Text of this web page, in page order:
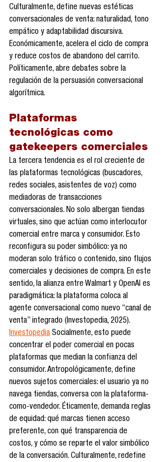
Culturalmente, define nuevas estéticas
conversacionales de venta: naturalidad, tono
empático y adaptabilidad discursiva.
Económicamente, acelera el ciclo de compra
y reduce costos de abandono del carrito.
Políticamente, abre debates sobre la
regulación de la persuasión conversacional
algorítmica.
Plataformas
tecnológicas como
gatekeepers comerciales
La tercera tendencia es el rol creciente de
las plataformas tecnológicas (buscadores,
redes sociales, asistentes de voz) como
mediadoras de transacciones
conversacionales. No solo albergan tiendas
virtuales, sino que actúan como interlocutor
comercial entre marca y consumidor. Esto
reconfigura su poder simbólico: ya no
moderan solo tráfico o contenido, sino flujos
comerciales y decisiones de compra. En este
sentido, la alianza entre Walmart y OpenAI es
paradigmática: la plataforma coloca al
agente conversacional como nuevo “canal de
venta” integrado (Investopedia, 2025).
Investopedia Socialmente, esto puede
concentrar el poder comercial en pocas
plataformas que median la confianza del
consumidor. Antropológicamente, define
nuevos sujetos comerciales: el usuario ya no
navega tiendas, conversa con la plataforma-
como-vendedor. Éticamente, demanda reglas
de equidad: qué marcas tienen acceso
preferente, con qué transparencia de
costos, y cómo se reparte el valor simbólico
de la conversación. Culturalmente, redefine